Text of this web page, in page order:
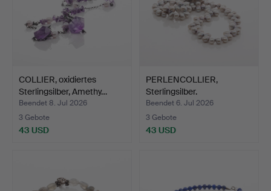
COLLIER, oxidiertes
Sterlingsilber, Amethy…
Beendet 8. Jul 2026
3 Gebote
43 USD
PERLENCOLLIER,
Sterlingsilber.
Beendet 6. Jul 2026
3 Gebote
43 USD